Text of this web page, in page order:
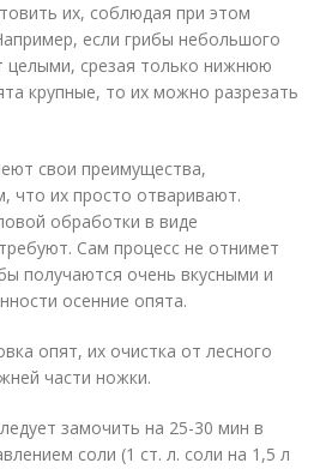
их, соблюдая при этом
если грибы небольшого
целыми, срезая только нижнюю
крупные, то их можно разрезать
свои преимущества,
что их просто отваривают.
обработки в виде
Сам процесс не отнимет
получаются очень вкусными и
осенние опята.
опят, их очистка от лесного
части ножки.
замочить на 25-30 мин в
соли (1 ст. л. соли на 1,5 л